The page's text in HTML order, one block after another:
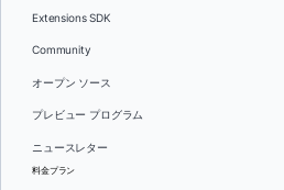
Extensions SDK
Community
オープン ソース
プレビュー プログラム
ニュースレター
料金プラン